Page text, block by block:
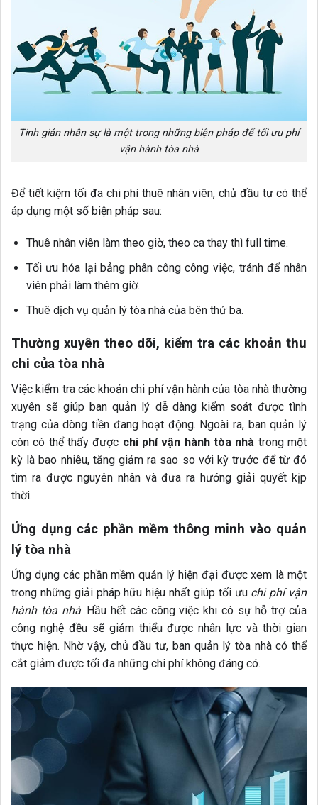
Tinh giản nhân sự là một trong những biện pháp để tối ưu phí
vận hành tòa nhà
Để tiết kiệm tối đa chi phí thuê nhân viên, chủ đầu tư có thể
áp dụng một số biện pháp sau:
Thuê nhân viên làm theo giờ, theo ca thay thì full time.
Tối ưu hóa lại bảng phân công công việc, tránh để nhân
viên phải làm thêm giờ.
Thuê dịch vụ quản lý tòa nhà của bên thứ ba.
Thường xuyên theo dõi, kiểm tra các khoản thu
chi của tòa nhà
Việc kiểm tra các khoản chi phí vận hành của tòa nhà thường
xuyên sẽ giúp ban quản lý dễ dàng kiểm soát được tình
trạng của dòng tiền đang hoạt động. Ngoài ra, ban quản lý
còn có thể thấy được chi phí vận hành tòa nhà trong một
kỳ là bao nhiêu, tăng giảm ra sao so với kỳ trước để từ đó
tìm ra được nguyên nhân và đưa ra hướng giải quyết kịp
thời.
Ứng dụng các phần mềm thông minh vào quản
lý tòa nhà
Ứng dụng các phần mềm quản lý hiện đại được xem là một
trong những giải pháp hữu hiệu nhất giúp tối ưu chi phí vận
hành tòa nhà. Hầu hết các công việc khi có sự hỗ trợ của
công nghệ đều sẽ giảm thiểu được nhân lực và thời gian
thực hiện. Nhờ vậy, chủ đầu tư, ban quản lý tòa nhà có thể
cắt giảm được tối đa những chi phí không đáng có.